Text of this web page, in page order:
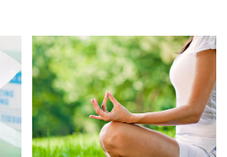
商
抽
纸
商
格
料
通
文
选择一些什么具体商品呢！ 今天商标
胶带注册的小文将标签的具体商品整理
出来！